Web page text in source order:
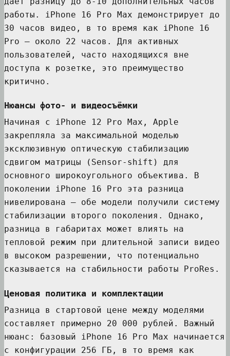
работы. iPhone 16 Pro Max демонстрирует до
30 часов видео, в то время как iPhone 16
Pro — около 22 часов. Для активных
пользователей, часто находящихся вне
доступа к розетке, это преимущество
критично.
Нюансы фото- и видеосъёмки
Начиная с iPhone 12 Pro Max, Apple
закрепляла за максимальной моделью
эксклюзивную оптическую стабилизацию
сдвигом матрицы (Sensor-shift) для
основного широкоугольного объектива. В
поколении iPhone 16 Pro эта разница
нивелирована — обе модели получили систему
стабилизации второго поколения. Однако,
разница в габаритах может влиять на
тепловой режим при длительной записи видео
в высоком разрешении, что потенциально
сказывается на стабильности работы ProRes.
Ценовая политика и комплектации
Разница в стартовой цене между моделями
составляет примерно 20 000 рублей. Важный
нюанс: базовый iPhone 16 Pro Max начинается
с конфигурации 256 ГБ, в то время как